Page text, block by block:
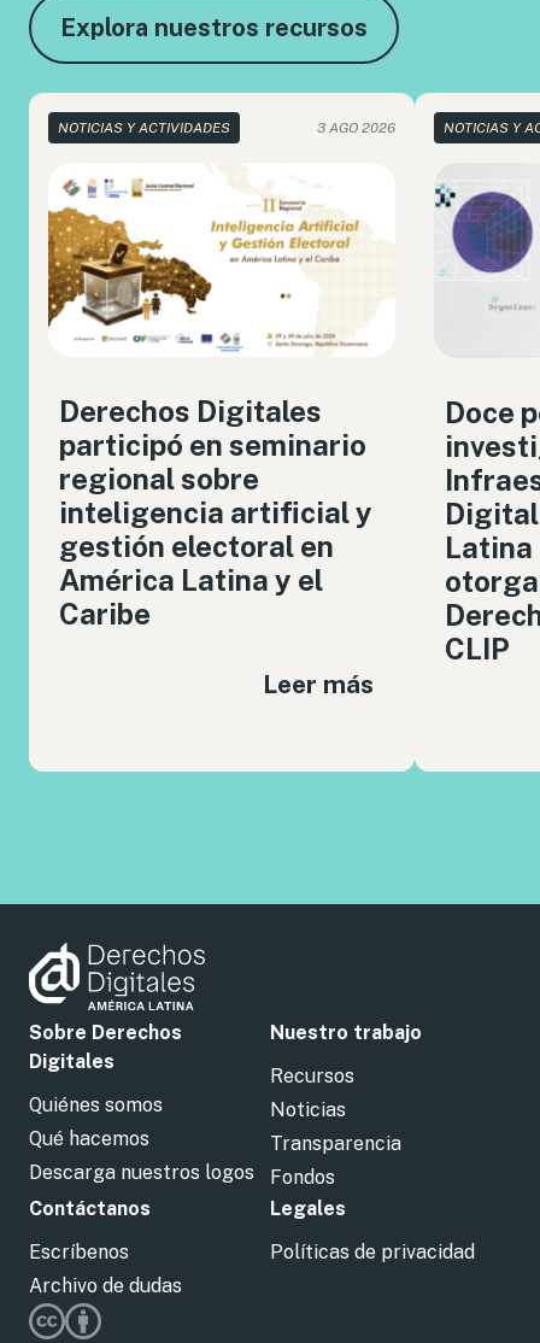
Explora nuestros recursos
NOTICIAS Y ACTIVIDADES 3 AGO 2026
Derechos Digitales
participó en seminario
regional sobre
inteligencia artificial y
gestión electoral en
América Latina y el
Caribe
Leer más
NOTICIAS Y
Doce
Latina
CLIP
Sobre Derechos
Digitales
Quiénes somos
Qué hacemos
Descarga nuestros logos
Nuestro trabajo
Recursos
Noticias
Transparencia
Fondos
Contáctanos
Escríbenos
Archivo de dudas
Legales
Políticas de privacidad